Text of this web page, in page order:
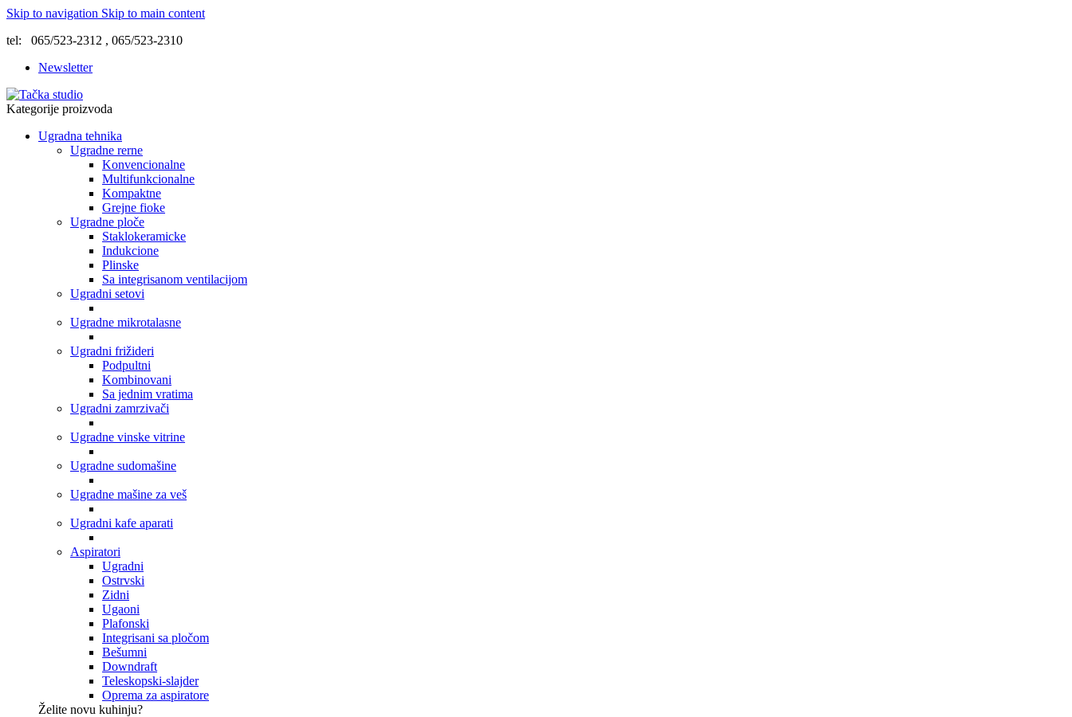
Skip to navigation Skip to main content
tel: 065/523-2312 , 065/523-2310
Newsletter
Kategorije proizvoda
Ugradna tehnika
Ugradne rerne
Konvencionalne
Multifunkcionalne
Kompaktne
Grejne fioke
Ugradne ploče
Staklokeramicke
Indukcione
Plinske
Sa integrisanom ventilacijom
Ugradni setovi
Ugradne mikrotalasne
Ugradni frižideri
Podpultni
Kombinovani
Sa jednim vratima
Ugradni zamrzivači
Ugradne vinske vitrine
Ugradne sudomašine
Ugradne mašine za veš
Ugradni kafe aparati
Aspiratori
Ugradni
Ostrvski
Zidni
Ugaoni
Plafonski
Integrisani sa pločom
Bešumni
Downdraft
Teleskopski-slajder
Oprema za aspiratore
Želite novu kuhinju?